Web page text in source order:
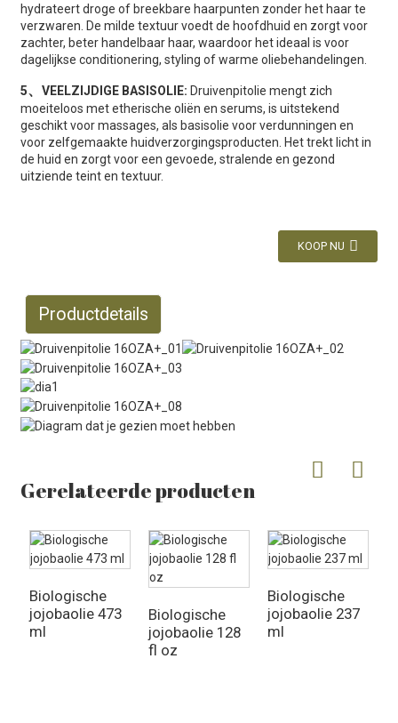
hydrateert droge of breekbare haarpunten zonder het haar te
verzwaren. De milde textuur voedt de hoofdhuid en zorgt voor
zachter, beter handelbaar haar, waardoor het ideaal is voor
dagelijkse conditionering, styling of warme oliebehandelingen.
5、 VEELZIJDIGE BASISOLIE: Druivenpitolie mengt zich
moeiteloos met etherische oliën en serums, is uitstekend
geschikt voor massages, als basisolie voor verdunningen en
voor zelfgemaakte huidverzorgingsproducten. Het trekt licht in
de huid en zorgt voor een gevoede, stralende en gezond
uitziende teint en textuur.
KOOP NU
Productdetails
Gerelateerde producten
Biologische
jojobaolie 473
ml
Biologische
jojobaolie 128
fl oz
Biologische
jojobaolie 237
ml